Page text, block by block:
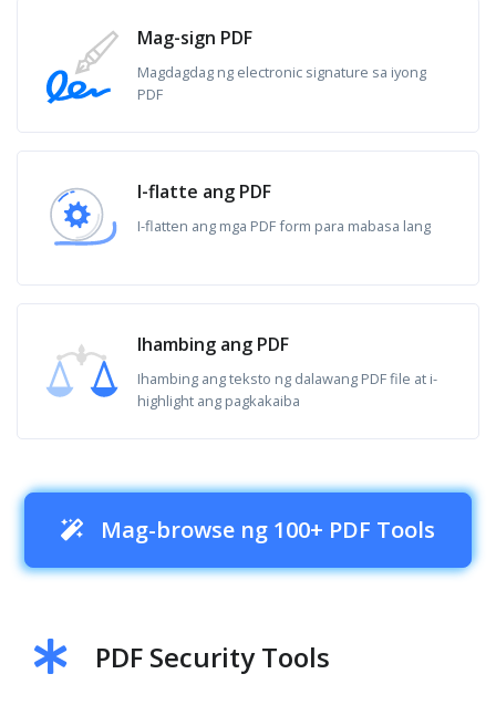
Mag-sign PDF
Magdagdag ng electronic signature sa iyong
PDF
I-flatte ang PDF
I-flatten ang mga PDF form para mabasa lang
Ihambing ang PDF
Ihambing ang teksto ng dalawang PDF file at i-
highlight ang pagkakaiba
Mag-browse ng 100+ PDF Tools
PDF Security Tools